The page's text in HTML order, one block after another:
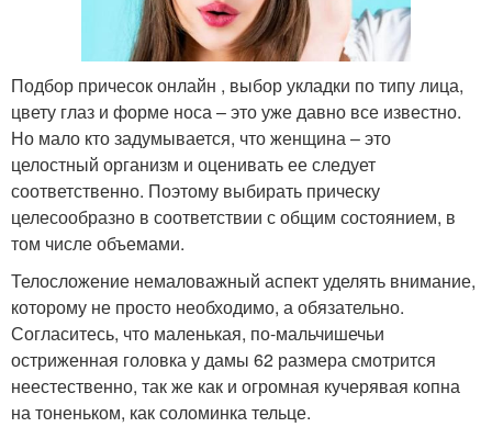
Подбор причесок онлайн , выбор укладки по типу лица,
цвету глаз и форме носа – это уже давно все известно.
Но мало кто задумывается, что женщина – это
целостный организм и оценивать ее следует
соответственно. Поэтому выбирать прическу
целесообразно в соответствии с общим состоянием, в
том числе объемами.
Телосложение немаловажный аспект уделять внимание,
которому не просто необходимо, а обязательно.
Согласитесь, что маленькая, по-мальчишечьи
остриженная головка у дамы 62 размера смотрится
неестественно, так же как и огромная кучерявая копна
на тоненьком, как соломинка тельце.